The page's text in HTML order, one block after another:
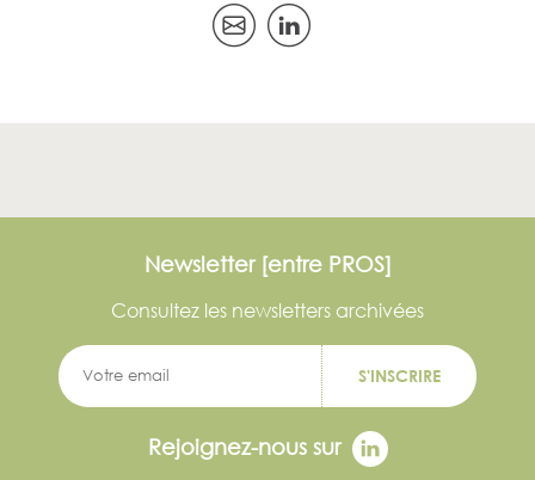
Newsletter [entre PROS]
Consultez les newsletters archivées
S'INSCRIRE
Rejoignez-nous sur